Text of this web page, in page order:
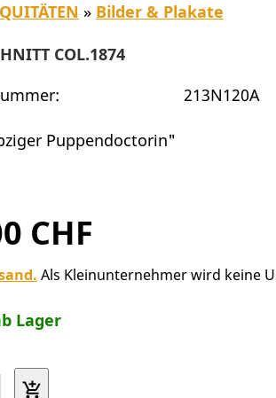
» Bilder & Plakate
COL.1874
213N120A
Puppendoctorin"
CHF
Als Kleinunternehmer wird keine
Lager